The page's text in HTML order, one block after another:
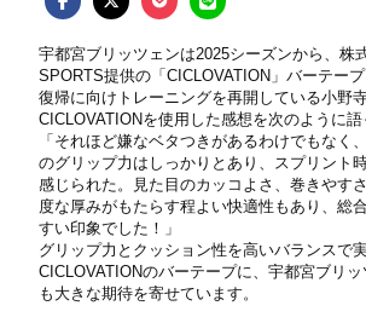
宇都宮ブリッツェンは2025シーズンから、株
SPORTS提供の「CICLOVATION」バーテープ
復帰に向けトレーニングを再開している小野
CICLOVATIONを使用した感想を次のように語
「それほど嫌なベタつきがあるわけでもなく
のグリップ力はしっかりとあり、スプリント
感じられた。見た目のカッコよさ、巻きやす
度な厚みがもたらす程よい快適性もあり、総
すい印象でした！」
グリップ力とクッション性を高いバランスで
CICLOVATIONのバーテープに、宇都宮ブリ
も大きな期待を寄せています。